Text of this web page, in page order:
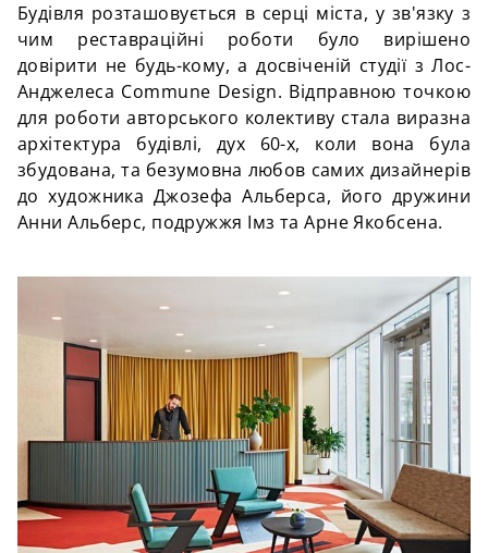
Будівля розташовується в серці міста, у зв'язку з
чим реставраційні роботи було вирішено
довірити не будь-кому, а досвіченій студії з Лос-
Анджелеса Commune Design. Відправною точкою
для роботи авторського колективу стала виразна
архітектура будівлі, дух 60-х, коли вона була
збудована, та безумовна любов самих дизайнерів
до художника ДжозефаАльберса, його дружини
АнниАльберс, подружжя Імз таАрне Якобсена.